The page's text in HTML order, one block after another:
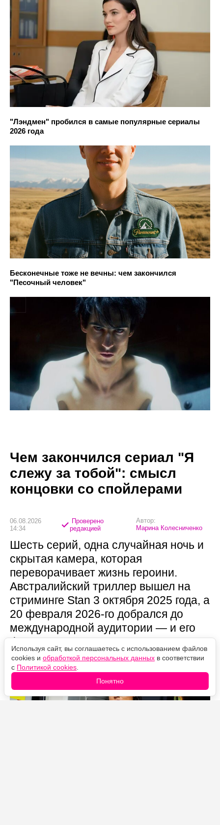
"Лэндмен" пробился в самые популярные сериалы
2026 года
Бесконечные тоже не вечны: чем закончился
"Песочный человек"
Чем закончился сериал "Я
слежу за тобой": смысл
концовки со спойлерами
06.08.2026
14:34
Проверено
редакцией
Автор:
Марина Колесниченко
Шесть серий, одна случайная ночь и
скрытая камера, которая
переворачивает жизнь героини.
Австралийский триллер вышел на
стриминге Stan 3 октября 2025 года, а
20 февраля 2026-го добрался до
международной аудитории — и его
финал устроен так, что половину
смысла легко пропустить.
Используя сайт, вы соглашаетесь с использованием файлов
cookies и обработкой персональных данных в соответствии
с Политикой cookies
Понятно